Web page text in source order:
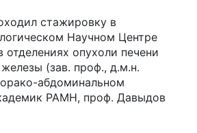
стажировку в
Научном Центре
опухоли печени
(зав. проф., д.м.н.
абдоминальном
РАМН, проф. Давыдов